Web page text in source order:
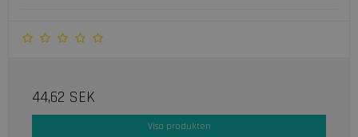
44,62 SEK
Visa produkten